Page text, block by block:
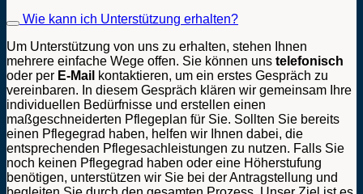
Wie kann ich Unterstützung erhalten?
Um Unterstützung von uns zu erhalten, stehen Ihnen
mehrere einfache Wege offen. Sie können uns telefonisch
oder per E-Mail kontaktieren, um ein erstes Gespräch zu
vereinbaren. In diesem Gespräch klären wir gemeinsam Ihre
individuellen Bedürfnisse und erstellen einen
maßgeschneiderten Pflegeplan für Sie. Sollten Sie bereits
einen Pflegegrad haben, helfen wir Ihnen dabei, die
entsprechenden Pflegesachleistungen zu nutzen. Falls Sie
noch keinen Pflegegrad haben oder eine Höherstufung
benötigen, unterstützen wir Sie bei der Antragstellung und